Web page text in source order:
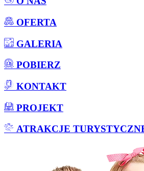
OFERTA
GALERIA
POBIERZ
KONTAKT
PROJEKT
ATRAKCJE